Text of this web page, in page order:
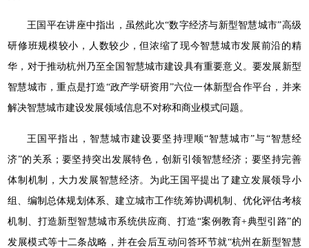
王国平在讲座中指出，虽然此次“数字经济与新型智慧城市”高级
研修班规模较小，人数较少，但浓缩了现今智慧城市发展前沿的精
华，对于推动杭州乃至全国智慧城市建设具有重要意义。要发展新型
智慧城市，重点是打造“政产学研资用”六位一体新型合作平台，并来
解决智慧城市建设发展领域信息不对称和商业模式问题。
王国平指出，智慧城市建设要坚持理顺“智慧城市”与“智慧经
济”的关系；要坚持突出发展特色，创新引领智慧经济；要坚持完善
体制机制，大力发展智慧经济。为此王国平提出了建立发展领导小
组、编制总体规划体系、建立城市工作统筹协调机制、优化评估考核
机制、打造新型智慧城市系统供应商、打造“案例教育+典型引路”的
发展模式等十二条战略，并在会后互动问答环节就“杭州在新型智慧